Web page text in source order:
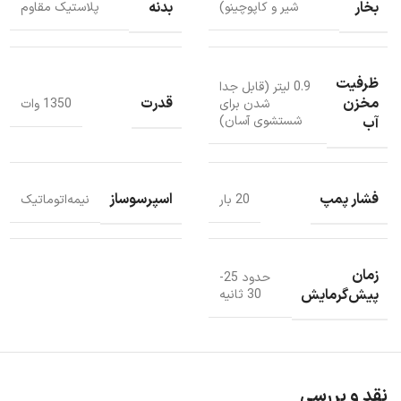
می‌توان به کمک آن همزمان دو شات اسپرسو تهیه کرد.
بخار شیر و کاپوچینو) بدنه پلاستیک مقاوم
ظرفیت
مخزن
آب
0.9 لیتر (قابل جدا
شدن برای
شستشوی آسان)
قدرت 1350 وات
فشار پمپ 20 بار اسپرسوساز نیمه‌اتوماتیک
زمان
پیش‌گرمایش
حدود 25-
30 ثانیه